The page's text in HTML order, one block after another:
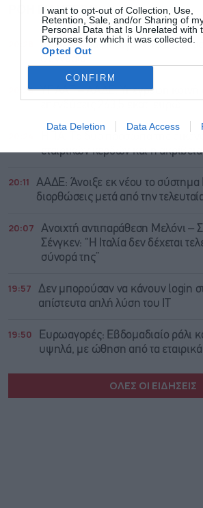
I want to opt-out of Collection, Use,
Retention, Sale, and/or Sharing of
Personal Data that Is Unrelated with
Purposes for which it was collected.
Opted Out
CONFIRM
Data Deletion Data Access
ΡΟΗ ΕΙΔΗΣΕΩΝ ΔΗΜΟΦΙΛΗ
ΔΕΗ: Αγοράζει έργα ΑΠΕ 2 GW σε
Ουγγαρία
20:26 ΥΠΑΑΤ – ΑΑΔΕ: Υπεγράφη κοινή
εταιρικών κερδών και η ακρίβεια
20:11
ΑΑΔΕ: Άνοιξε εκ νέου το σύστημα
διορθώσεις μετά από την
20:07
Ανοιχτή αντιπαράθεση Μελόνι –
Σένγκεν: “Η Ιταλία δεν δέχεται
σύνορά της”
19:57
Δεν μπορούσαν να κάνουν login
απίστευτα απλή λύση του IT
19:50
Ευρωαγορές: Εβδομαδιαίο ράλι
υψηλά, με ώθηση από τα
ΟΛΕΣ ΟΙ ΕΙΔΗΣΕΙΣ